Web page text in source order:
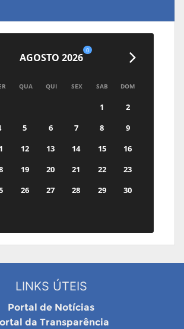
AGOSTO 2026
0
QUA QUI SEX SAB DOM
1
2
5 6 7 8
9
12 13 14 15
16
19 20 21 22
23
26 27 28 29
30
LINKS ÚTEIS
Portal de Notícias
da Transparência